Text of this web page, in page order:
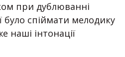
при дублюванні
було спіймати мелодику
наші інтонації